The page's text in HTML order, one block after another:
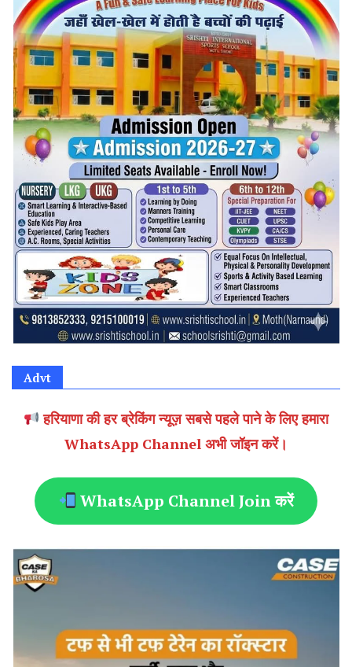
Advt
हरियाणा की हर ब्रेकिंग न्यूज़ सबसे पहले पाने के लिए हमारा
WhatsApp Channel अभी जॉइन करें।
WhatsApp Channel Join करें